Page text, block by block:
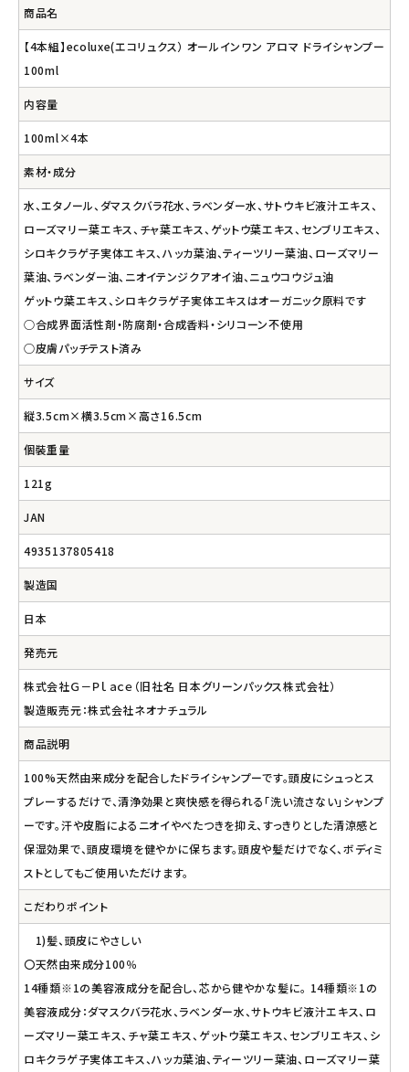
商品名
【4本組】ecoluxe(エコリュクス） オールインワン アロマ ドライシャンプー
100ml
内容量
100ml×4本
素材・成分
水、エタノール、ダマスクバラ花水、ラベンダー水、サトウキビ液汁エキス、
ローズマリー葉エキス、チャ葉エキス、ゲットウ葉エキス、センブリエキス、
シロキクラゲ子実体エキス、ハッカ葉油、ティーツリー葉油、ローズマリー
葉油、ラベンダー油、ニオイテンジクアオイ油、ニュウコウジュ油
ゲットウ葉エキス、シロキクラゲ子実体エキスはオーガニック原料です
○合成界面活性剤・防腐剤・合成香料・シリコーン不使用
○皮膚パッチテスト済み
サイズ
縦3.5cm×横3.5cm×高さ16.5cm
個裝重量
121g
JAN
4935137805418
製造国
日本
発売元
株式会社Ｇ－Ｐｌａｃｅ（旧社名 日本グリーンパックス株式会社）
製造販売元：株式会社ネオナチュラル
商品説明
100%天然由来成分を配合したドライシャンプーです。頭皮にシュっとス
プレーするだけで、清浄効果と爽快感を得られる「洗い流さない」シャンプ
ーです。汗や皮脂によるニオイやべたつきを抑え、すっきりとした清涼感と
保湿効果で、頭皮環境を健やかに保ちます。頭皮や髪だけでなく、ボディミ
ストとしてもご使用いただけます。
こだわりポイント
1)髪、頭皮にやさしい
〇天然由来成分100％
14種類※1の美容液成分を配合し、芯から健やかな髪に。 14種類※1の
美容液成分：ダマスクバラ花水、ラベンダー水、サトウキビ液汁エキス、ロ
ーズマリー葉エキス、チャ葉エキス、ゲットウ葉エキス、センブリエキス、シ
ロキクラゲ子実体エキス、ハッカ葉油、ティーツリー葉油、ローズマリー葉